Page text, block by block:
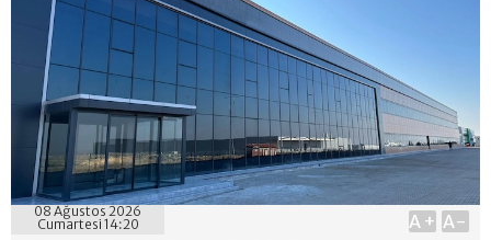
08 Ağustos 2026
Cumartesi 14:20
A+ A-